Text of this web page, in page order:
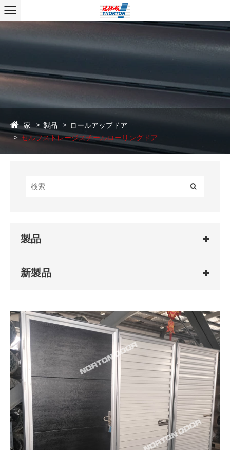
家 製品
ロールアップドア
セルフストレージスチールローリングドア
製品
新製品